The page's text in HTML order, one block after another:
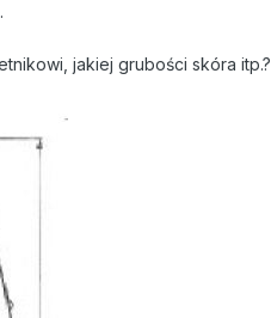
jakiej grubości skóra itp.?